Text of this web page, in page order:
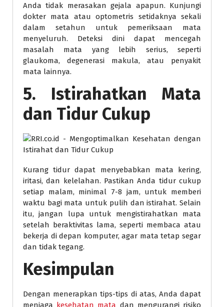
Anda tidak merasakan gejala apapun. Kunjungi
dokter mata atau optometris setidaknya sekali
dalam setahun untuk pemeriksaan mata
menyeluruh. Deteksi dini dapat mencegah
masalah mata yang lebih serius, seperti
glaukoma, degenerasi makula, atau penyakit
mata lainnya.
5. Istirahatkan Mata
dan Tidur Cukup
Kurang tidur dapat menyebabkan mata kering,
iritasi, dan kelelahan. Pastikan Anda tidur cukup
setiap malam, minimal 7-8 jam, untuk memberi
waktu bagi mata untuk pulih dan istirahat. Selain
itu, jangan lupa untuk mengistirahatkan mata
setelah beraktivitas lama, seperti membaca atau
bekerja di depan komputer, agar mata tetap segar
dan tidak tegang.
Kesimpulan
Dengan menerapkan tips-tips di atas, Anda dapat